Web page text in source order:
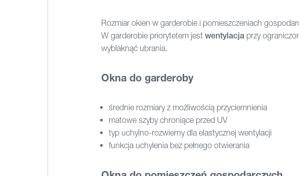
Rozmiar okien w garderobie i pomieszczeniach
W garderobie priorytetem jest wentylacjaprzy
wyblaknąć ubrania.
Okna do garderoby
średnie rozmiary z możliwością przyciemnienia
matowe szyby chroniące przed UV
typ uchylno-rozwierny dla elastycznej wentylacji
funkcja uchylenia bez pełnego otwierania